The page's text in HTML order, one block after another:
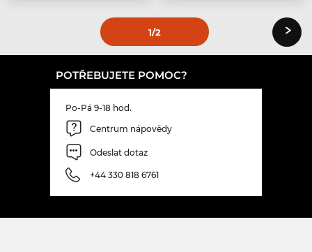
1/2 ›
POTŘEBUJETE POMOC?
Po-Pá 9-18 hod.
Centrum nápovědy
Odeslat dotaz
+44 330 818 6761